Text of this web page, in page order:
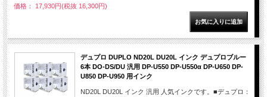
価格： 17,930円(税抜 16,300円)
デュプロ DUPLO ND20L DU20L インク デュプロブルー
6本 DO-DS/DU 汎用 DP-U550 DP-U550α DP-U650 DP-
U850 DP-U950 用インク
ND20L DU20L インク 汎用 人気インクです。■デュプロ：